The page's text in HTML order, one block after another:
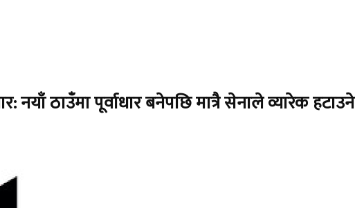
नयाँ ठाउँमा पूर्वाधार बनेपछि मात्रै सेनाले व्यारेक हटाउने